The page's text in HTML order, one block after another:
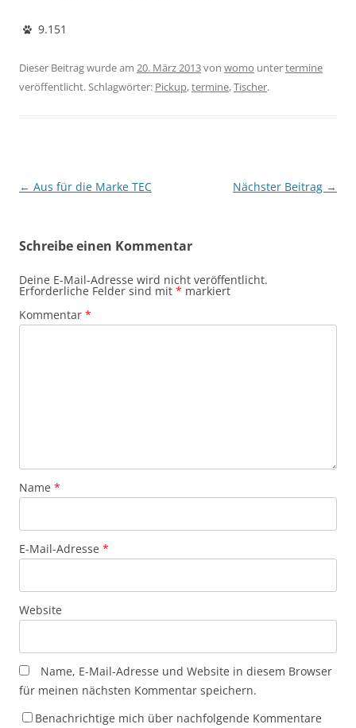
9.151
Dieser Beitrag wurde am 20. März 2013von womo untertermine
veröffentlicht. Schlagwörter: Pickup,termine,Tischer.
Beitragsnavigation
← Aus für die Marke TEC Nächster Beitrag →
Schreibe einen Kommentar
Deine E-Mail-Adresse wird nicht veröffentlicht.
Erforderliche Felder sind mit * markiert
Kommentar *
Name *
E-Mail-Adresse *
Website
Name, E-Mail-Adresse und Website in diesem Browser
für meinen nächsten Kommentar speichern.
Benachrichtige mich über nachfolgende Kommentare